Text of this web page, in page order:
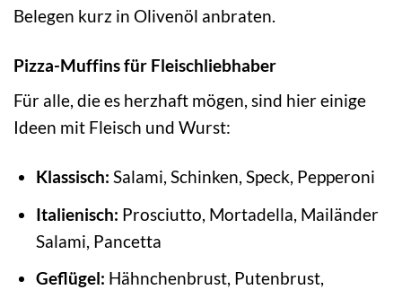
Belegen kurz in Olivenöl anbraten.
Pizza-Muffins für Fleischliebhaber
Für alle, die es herzhaft mögen, sind hier einige
Ideen mit Fleisch und Wurst:
Klassisch: Salami, Schinken, Speck, Pepperoni
Italienisch: Prosciutto, Mortadella, Mailänder
Salami, Pancetta
Geflügel: Hähnchenbrust, Putenbrust,